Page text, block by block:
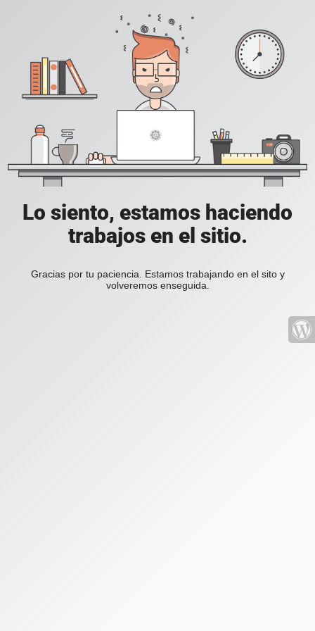
Lo siento, estamos haciendo
trabajos en el sitio.
Gracias por tu paciencia. Estamos trabajando en el sito y
volveremos enseguida.